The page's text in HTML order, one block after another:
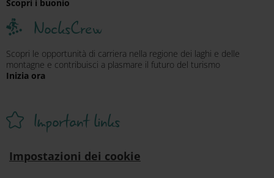
Scopri i buonio
NocksCrew
Scopri le opportunità di carriera nella regione dei laghi e delle
montagne e contribuisci a plasmare il futuro del turismo
Inizia ora
Important links
Impostazioni dei cookie